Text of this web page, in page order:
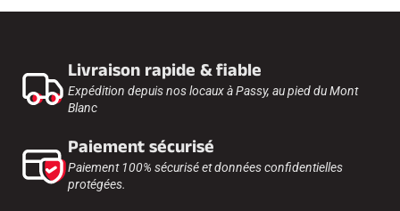
Livraison rapide & fiable
Expédition depuis nos locaux à Passy, au pied du Mont
Blanc
Paiement sécurisé
Paiement 100% sécurisé et données confidentielles
protégées.